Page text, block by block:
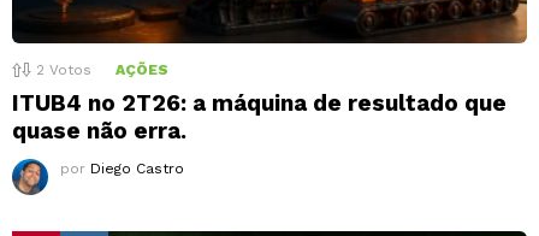
2 Votos AÇÕES
ITUB4 no 2T26: a máquina de resultado que
quase não erra.
por Diego Castro